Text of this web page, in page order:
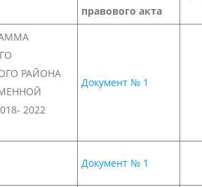
правового акта
РАЙОНА
2022
Документ № 1
Документ № 1